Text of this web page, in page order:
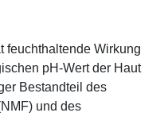
feuchthaltende Wirkung
pH-Wert der Haut
Bestandteil des
und des